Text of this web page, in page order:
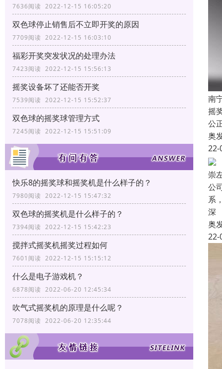
7636阅读 2022-12-15 16:05:20
双色球停止销售后不立即开奖的原因
7709阅读 2022-12-15 16:03:10
福彩开奖突发状况的处理办法
7423阅读 2022-12-15 15:56:13
摇奖设备坏了还能否开奖
7539阅读 2022-12-15 15:52:37
双色球的摇奖球管理方式
7245阅读 2022-12-15 15:51:09
快乐8的摇奖球和摇奖机是什么样子的？
7980阅读 2022-12-15 15:47:32
双色球的摇奖机是什么样子的？
7394阅读 2022-12-15 15:42:23
搅拌式摇奖机摇奖过程如何
7601阅读 2022-12-15 15:15:12
什么是电子游戏机？
6878阅读 2022-06-20 12:45:34
吹气式摇奖机的原理是什么呢？
7078阅读 2022-06-20 12:35:44
南
摇
公
奥
22-
崇
公
系
深
奥
22-